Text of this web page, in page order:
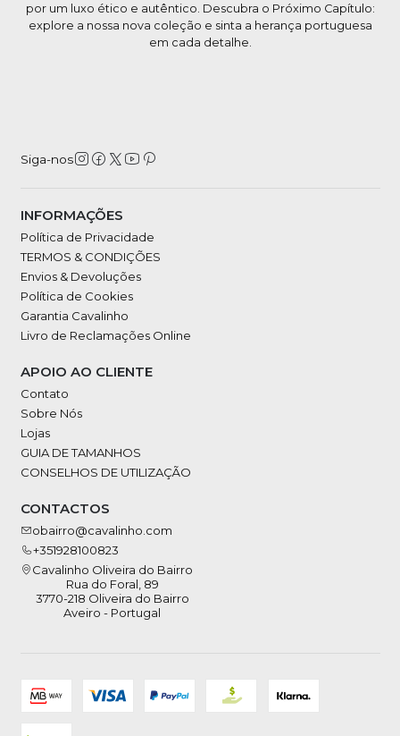
por um luxo ético e autêntico. Descubra o Próximo Capítulo:
explore a nossa nova coleção e sinta a herança portuguesa
em cada detalhe.
Siga-nos
INFORMAÇÕES
Política de Privacidade
TERMOS & CONDIÇÕES
Envios & Devoluções
Política de Cookies
Garantia Cavalinho
Livro de Reclamações Online
APOIO AO CLIENTE
Contato
Sobre Nós
Lojas
GUIA DE TAMANHOS
CONSELHOS DE UTILIZAÇÃO
CONTACTOS
obairro@cavalinho.com
+351928100823
Cavalinho Oliveira do Bairro
Rua do Foral, 89
3770-218 Oliveira do Bairro
Aveiro - Portugal